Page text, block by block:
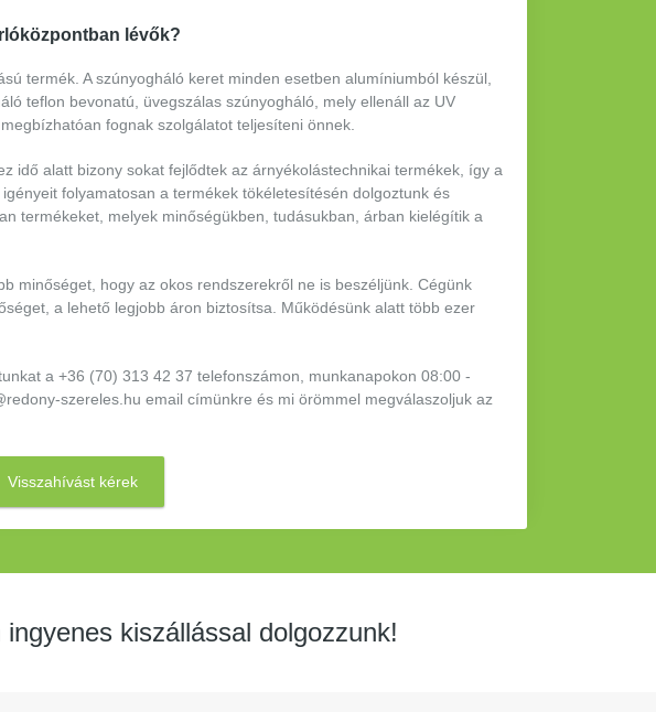
lévők?
termék. A szúnyogháló keret minden esetben alumíniumból készül,
teflon bevonatú, üvegszálas szúnyogháló, mely ellenáll az UV
fognak szolgálatot teljesíteni önnek.
idő alatt bizony sokat fejlődtek az árnyékolástechnikai termékek, így a
folyamatosan a termékek tökéletesítésén dolgoztunk és
termékeket, melyek minőségükben, tudásukban, árban kielégítik a
minőséget, hogy az okos rendszerekről ne is beszéljünk. Cégünk
a lehető legjobb áron biztosítsa. Működésünk alatt több ezer
a +36 (70) 313 42 37 telefonszámon, munkanapokon 08:00 -
szereles.hu email címünkre és mi örömmel megválaszoljuk az
Visszahívást kérek
kiszállással dolgozzunk!